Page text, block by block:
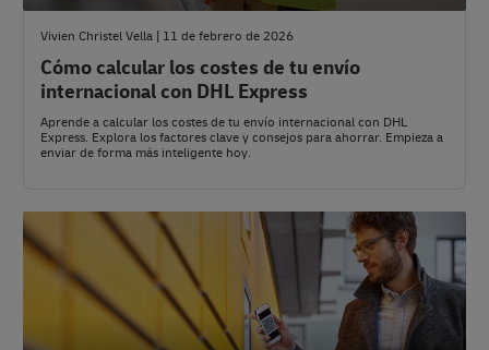
Vivien Christel Vella | 11 de febrero de 2026
Cómo calcular los costes de tu envío
internacional con DHL Express
Aprende a calcular los costes de tu envío internacional con DHL
Express. Explora los factores clave y consejos para ahorrar. Empieza a
enviar de forma más inteligente hoy.